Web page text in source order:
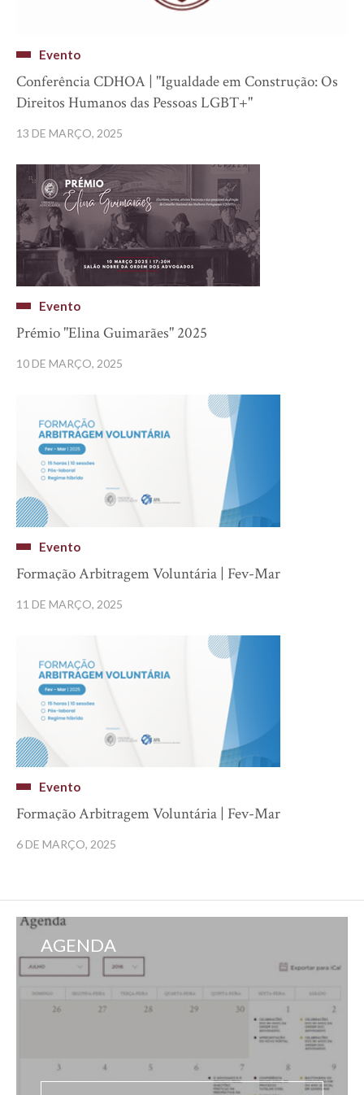
Evento
Conferência CDHOA | "Igualdade em Construção: Os
Direitos Humanos das Pessoas LGBT+"
13 DE MARÇO, 2025
Evento
Prémio "Elina Guimarães" 2025
10 DE MARÇO, 2025
Evento
Formação Arbitragem Voluntária | Fev-Mar
11 DE MARÇO, 2025
Evento
Formação Arbitragem Voluntária | Fev-Mar
6 DE MARÇO, 2025
AGENDA